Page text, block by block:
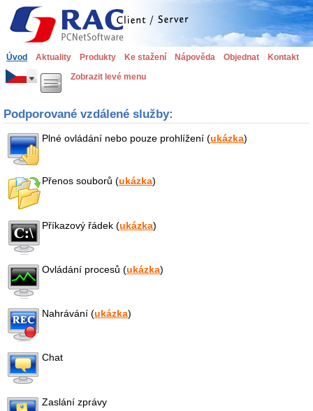
Úvod Aktuality Produkty Ke stažení Nápověda Objednat
Kontakt
Zobrazit levé menu
Podporované vzdálené služby:
Plné ovládání nebo pouze prohlížení (ukázka)
Přenos souborů (ukázka)
Příkazový řádek (ukázka)
Ovládání procesů (ukázka)
Nahrávání (ukázka)
Chat
Zaslání zprávy